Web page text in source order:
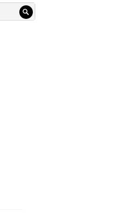
Sök